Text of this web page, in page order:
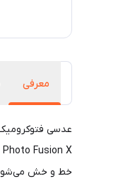
معرفی